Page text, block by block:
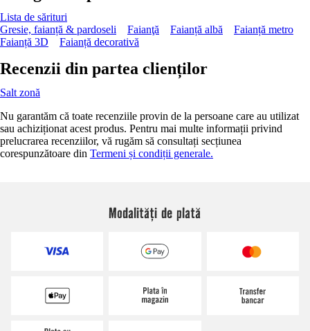
Lista de sărituri
Gresie, faianță & pardoseli
Faianţă Faianță albă
Faianță metro
Faianță 3D
Faianță decorativă
Recenzii din partea clienților
Salt zonă
Nu garantăm că toate recenziile provin de la persoane care au utilizat
sau achiziționat acest produs. Pentru mai multe informații privind
prelucrarea recenziilor, vă rugăm să consultați secțiunea
corespunzătoare din Termeni și condiții generale.
Modalități de plată